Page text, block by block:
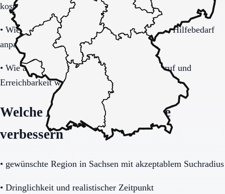
kostet zusätzlich?
• Wie gut lässt sich das Modell bei steigendem Hilfebedarf
anpassen?
• Wie alltagstauglich sind Barrierearmut, Notruf und
Erreichbarkeit wirklich?
Welche Angaben die Anfrage
verbessern
• gewünschte Region in Sachsen mit akzeptablem Suchradius
• Dringlichkeit und realistischer Zeitpunkt